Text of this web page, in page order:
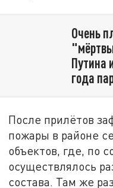
Очень
Путина
года
После прилётов
пожары в районе
объектов, где, по
осуществлялось
состава. Там же